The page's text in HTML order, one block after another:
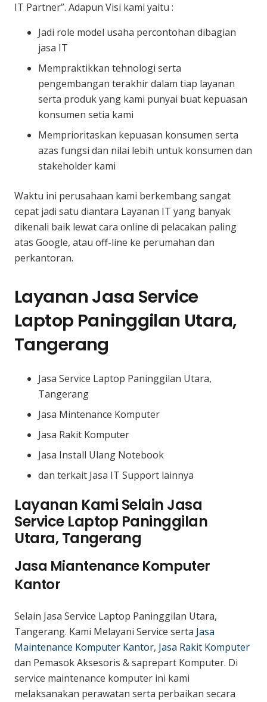
IT Partner”. Adapun Visi kami yaitu :
Jadi role model usaha percontohan dibagian
jasa IT
Mempraktikkan tehnologi serta
pengembangan terakhir dalam tiap layanan
serta produk yang kami punyai buat kepuasan
konsumen setia kami
Memprioritaskan kepuasan konsumen serta
azas fungsi dan nilai lebih untuk konsumen dan
stakeholder kami
Waktu ini perusahaan kami berkembang sangat
cepat jadi satu diantara Layanan IT yang banyak
dikenali baik lewat cara online di pelacakan paling
atas Google, atau off-line ke perumahan dan
perkantoran.
Layanan Jasa Service
Laptop Paninggilan Utara,
Tangerang
Jasa Service Laptop Paninggilan Utara,
Tangerang
Jasa Mintenance Komputer
Jasa Rakit Komputer
Jasa Install Ulang Notebook
dan terkait Jasa IT Support lainnya
Layanan Kami Selain Jasa
Service Laptop Paninggilan
Utara, Tangerang
Jasa Miantenance Komputer
Kantor
Selain Jasa Service Laptop Paninggilan Utara,
Tangerang. Kami Melayani Service serta Jasa
Maintenance Komputer Kantor, Jasa Rakit Komputer
dan Pemasok Aksesoris & saprepart Komputer. Di
service maintenance komputer ini kami
melaksanakan perawatan serta perbaikan secara